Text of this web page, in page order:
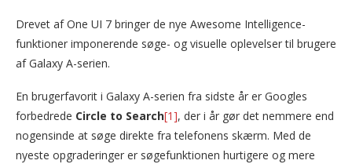
Drevet af One UI 7 bringer de nye Awesome Intelligence-
funktioner imponerende søge- og visuelle oplevelser til brugere
af Galaxy A-serien.
En brugerfavorit i Galaxy A-serien fra sidste år er Googles
forbedrede Circle to Search[1], der i år gør det nemmere end
nogensinde at søge direkte fra telefonens skærm. Med de
nyeste opgraderinger er søgefunktionen hurtigere og mere